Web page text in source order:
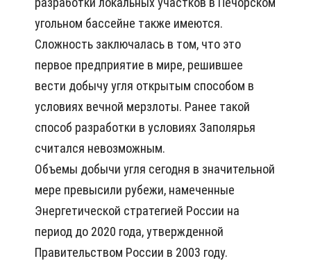
угольном бассейне также имеются.
Сложность заключалась в том, что это
первое предприятие в мире, решившее
вести добычу угля открытым способом в
условиях вечной мерзлоты. Ранее такой
способ разработки в условиях Заполярья
считался невозможным.
Объемы добычи угля сегодня в значительной
мере превысили рубежи, намеченные
Энергетической стратегией России на
период до 2020 года, утвержденной
Правительством России в 2003 году.